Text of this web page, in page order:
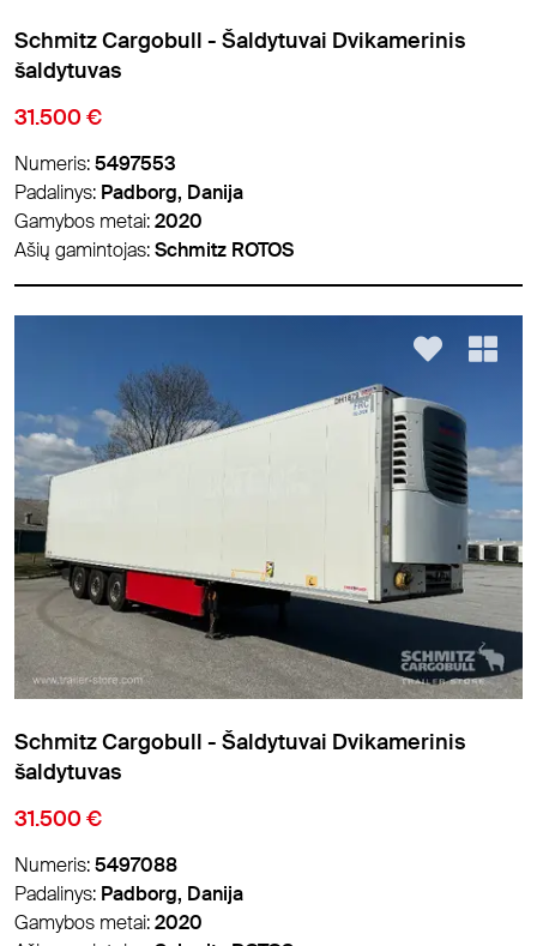
Schmitz Cargobull - Šaldytuvai Dvikamerinis
šaldytuvas
31.500 €
Numeris:5497553
Padalinys: Padborg, Danija
Gamybos metai:2020
Ašių gamintojas:Schmitz ROTOS
Schmitz Cargobull - Šaldytuvai Dvikamerinis
šaldytuvas
31.500 €
Numeris:5497088
Padalinys: Padborg, Danija
Gamybos metai:2020